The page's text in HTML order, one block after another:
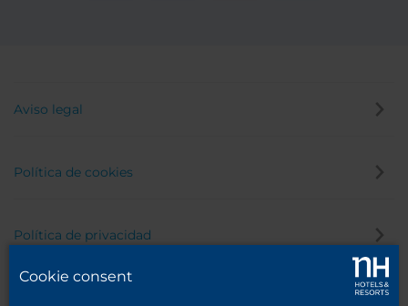
Aviso legal
Política de cookies
Política de privacidad
Cookie consent